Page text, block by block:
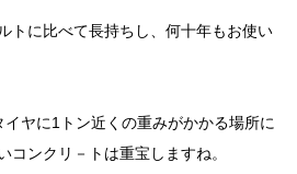
トに比べて長持ちし、何十年もお使い
ヤに1トン近くの重みがかかる場所に
コンクリ－トは重宝しますね。